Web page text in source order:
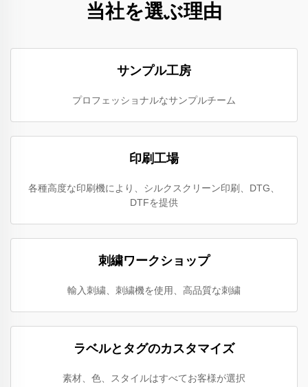
当社を選ぶ理由
サンプル工房
プロフェッショナルなサンプルチーム
印刷工場
各種高度な印刷機により、シルクスクリーン印刷、DTG、
DTFを提供
刺繍ワークショップ
輸入刺繍、刺繍機を使用、高品質な刺繍
ラベルとタグのカスタマイズ
素材、色、スタイルはすべてお客様が選択